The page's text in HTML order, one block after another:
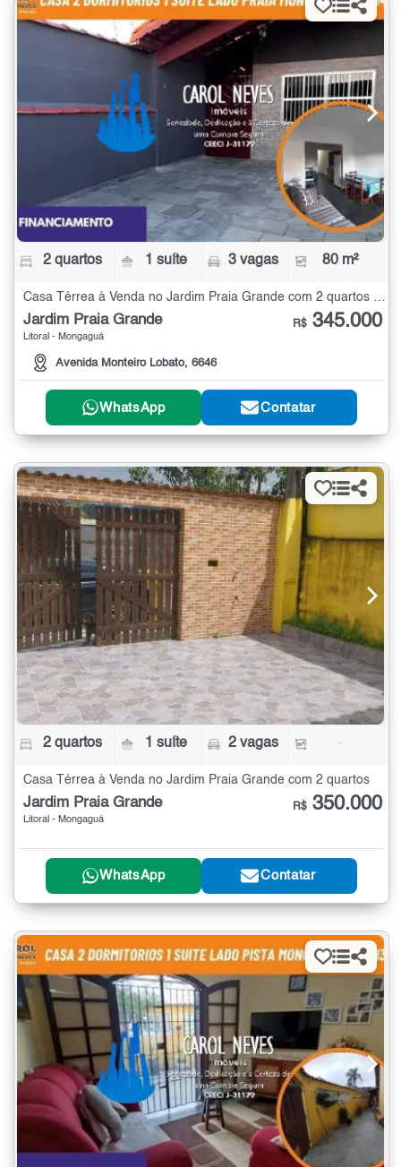
2 quartos 1 suíte 3 vagas 80 m²
Casa Térrea à Venda no Jardim Praia Grande com 2 quartos - 80 m²
Jardim Praia Grande
Litoral - Mongaguá
Avenida Monteiro Lobato, 6646
R$ 345.000
WhatsApp Contatar
2 quartos 1 suíte 2 vagas -
Casa Térrea à Venda no Jardim Praia Grande com 2 quartos
Jardim Praia Grande
Litoral - Mongaguá
R$ 350.000
WhatsApp Contatar